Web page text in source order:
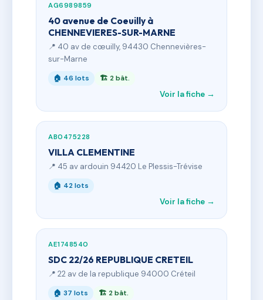
AG6989859
40 avenue de Coeuilly à
CHENNEVIERES-SUR-MARNE
📍 40 av de cœuilly, 94430 Chennevières-
sur-Marne
🏠 46 lots 🏗 2 bât.
Voir la fiche →
AB0475228
VILLA CLEMENTINE
📍 45 av ardouin 94420 Le Plessis-Trévise
🏠 42 lots
Voir la fiche →
AE1748540
SDC 22/26 REPUBLIQUE CRETEIL
📍 22 av de la republique 94000 Créteil
🏠 37 lots 🏗 2 bât.